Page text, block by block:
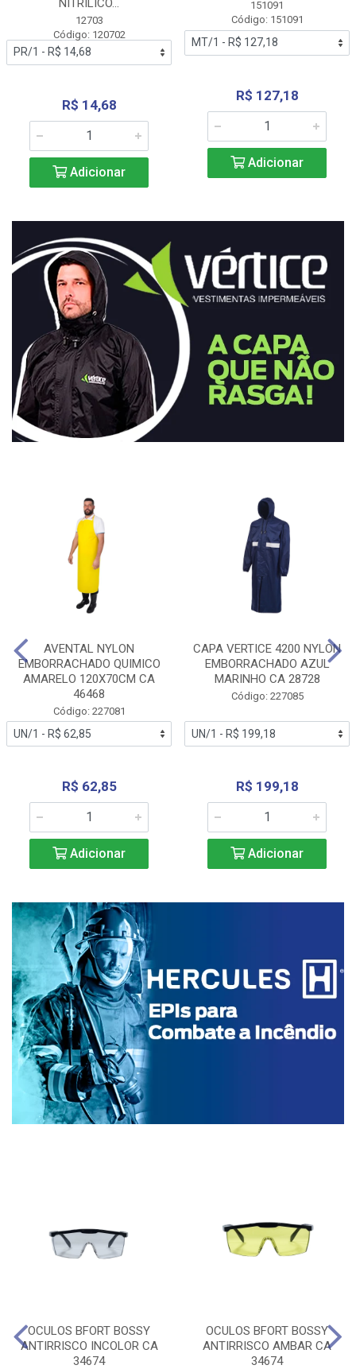
NITRÍLICO...
12703
Código: 120702
R$ 14,68
Adicionar
151091
Código: 151091
R$ 127,18
Adicionar
AVENTAL NYLON
EMBORRACHADO QUIMICO
AMARELO 120X70CM CA
46468
Código: 227081
R$ 62,85
Adicionar
CAPA VERTICE 4200 NYLON
EMBORRACHADO AZUL
MARINHO CA 28728
Código: 227085
R$ 199,18
Adicionar
OCULOS BFORT BOSSY
ANTIRRISCO INCOLOR CA
34674
OCULOS BFORT BOSSY
ANTIRRISCO AMBAR CA
34674